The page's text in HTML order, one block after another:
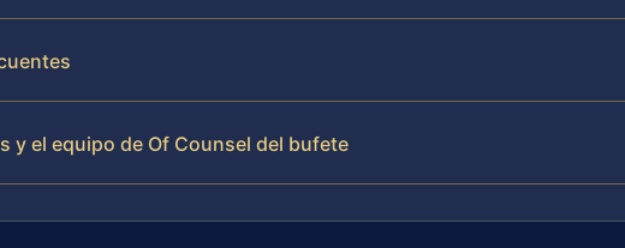
y el equipo de Of Counsel del bufete